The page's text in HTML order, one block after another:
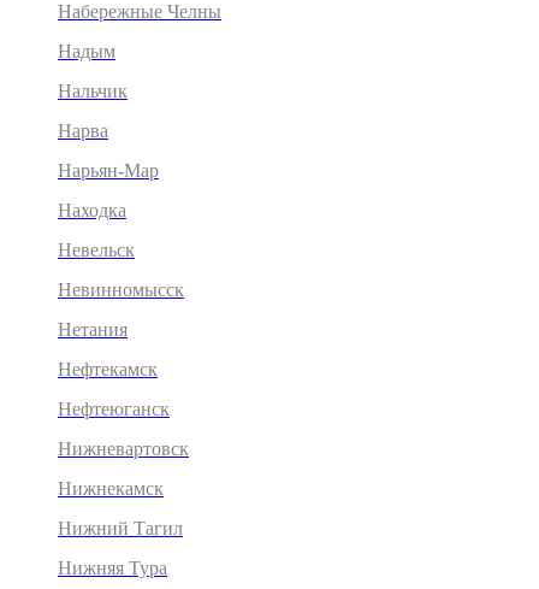
Набережные Челны
Надым
Нальчик
Нарва
Нарьян-Мар
Находка
Невельск
Невинномысск
Нетания
Нефтекамск
Нефтеюганск
Нижневартовск
Нижнекамск
Нижний Тагил
Нижняя Тура